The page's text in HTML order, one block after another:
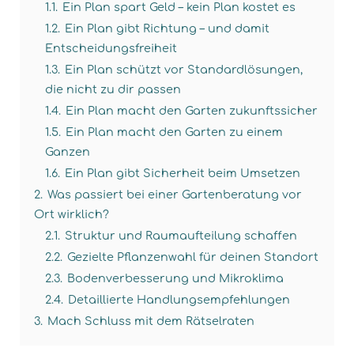
1.1. Ein Plan spart Geld – kein Plan kostet es
1.2. Ein Plan gibt Richtung – und damit
Entscheidungsfreiheit
1.3. Ein Plan schützt vor Standardlösungen,
die nicht zu dir passen
1.4. Ein Plan macht den Garten zukunftssicher
1.5. Ein Plan macht den Garten zu einem
Ganzen
1.6. Ein Plan gibt Sicherheit beim Umsetzen
2. Was passiert bei einer Gartenberatung vor
Ort wirklich?
2.1. Struktur und Raumaufteilung schaffen
2.2. Gezielte Pflanzenwahl für deinen Standort
2.3. Bodenverbesserung und Mikroklima
2.4. Detaillierte Handlungsempfehlungen
3. Mach Schluss mit dem Rätselraten